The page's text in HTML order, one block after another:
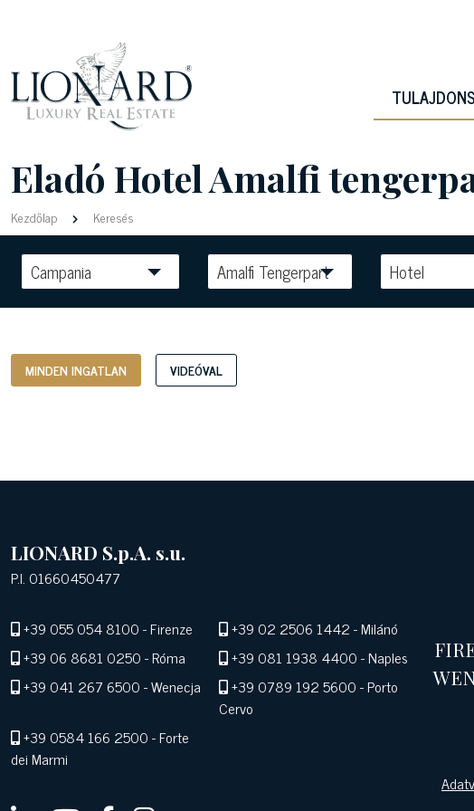
Eladó Hotel Amalfi
Kezdőlap Keresés
Campania Amalfi Tengerpart Hotel
MINDEN INGATLAN VIDEÓVAL
LIONARD S.p.A. s.u.
P.I. 01660450477
+39 055 054 8100- Firenze +39 02 2506 1442- Milánó
+39 06 8681 0250- Róma +39 081 1938 4400- Naples
+39 041 267 6500- Wenecja +39 0789 192 5600- Porto
Cervo
+39 0584 166 2500- Forte
dei Marmi